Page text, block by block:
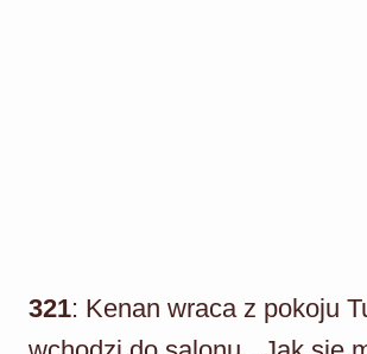
321: Kenan wraca z pokoju